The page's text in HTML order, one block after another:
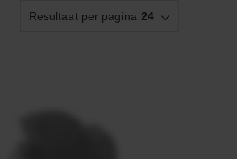
Resultaat per pagina 24